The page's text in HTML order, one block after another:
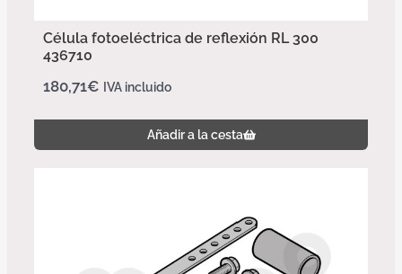
Célula fotoeléctrica de reflexión RL 300
436710
180,71€ IVA incluido
Añadir a la cesta